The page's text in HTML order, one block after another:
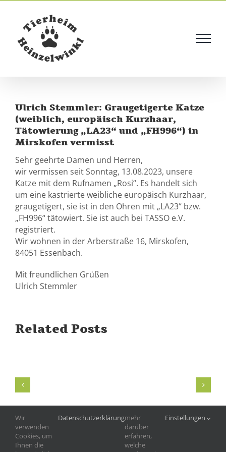
content
Ulrich Stemmler: Graugetigerte Katze
(weiblich, europäisch Kurzhaar,
Tätowierung „LA23“ und „FH996“) in
Mirskofen vermisst
Sehr geehrte Damen und Herren,
wir vermissen seit Sonntag, 13.08.2023, unsere
Katze mit dem Rufnamen „Rosi“. Es handelt sich
um eine kastrierte weibliche europäisch Kurzhaar,
graugetigert, sie ist in den Ohren mit „LA23“ bzw.
„FH996“ tätowiert. Sie ist auch bei TASSO e.V.
registriert.
Wir wohnen in der Arberstraße 16, Mirskofen,
84051 Essenbach.
Mit freundlichen Grüßen
Ulrich Stemmler
Related Posts
Wir
verwenden
Cookies, um
Ihnen die
Datenschutzerklärungmehr
darüber
erfahren,
welche
Einstellungen